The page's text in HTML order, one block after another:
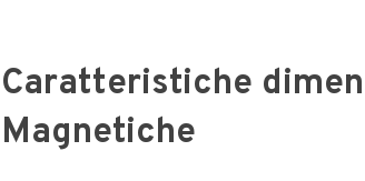
Caratteristiche
Magnetiche